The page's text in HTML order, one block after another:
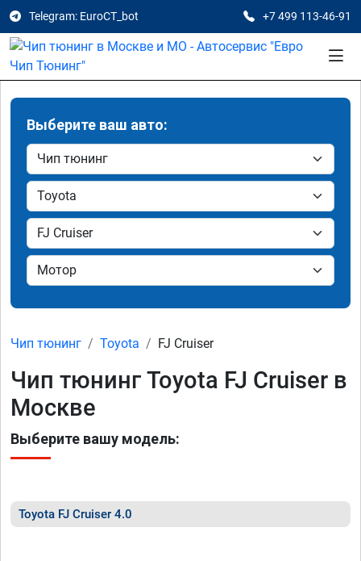
Telegram: EuroCT_bot +7 499 113-46-91
Выберите ваш авто:
Чип тюнинг Toyota FJ Cruiser
Чип тюнинг Toyota FJ Cruiser в
Москве
Выберите вашу модель:
Toyota FJ Cruiser 4.0